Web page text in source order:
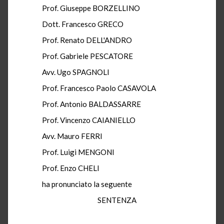
Prof. Giuseppe BORZELLINO
Dott. Francesco GRECO
Prof. Renato DELL'ANDRO
Prof. Gabriele PESCATORE
Avv. Ugo SPAGNOLI
Prof. Francesco Paolo CASAVOLA
Prof. Antonio BALDASSARRE
Prof. Vincenzo CAIANIELLO
Avv. Mauro FERRI
Prof. Luigi MENGONI
Prof. Enzo CHELI
ha pronunciato la seguente
SENTENZA